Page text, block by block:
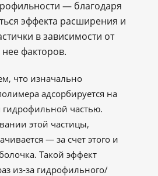
— благодаря
эффекта расширения и
в зависимости от
факторов.
что изначально
адсорбируется на
гидрофильной частью.
этой частицы,
— за счет этого и
Такой эффект
из-за гидрофильного/